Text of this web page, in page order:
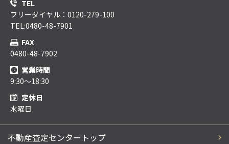
TEL
フリーダイヤル：0120-279-100
TEL:0480-48-7901
FAX
0480-48-7902
営業時間
9:30～18:30
定休日
水曜日
不動産査定センタートップ